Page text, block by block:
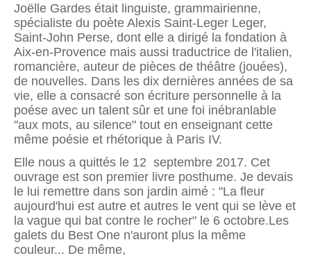
Joëlle Gardes était linguiste, grammairienne,
spécialiste du poète Alexis Saint-Leger Leger,
Saint-John Perse, dont elle a dirigé la fondation à
Aix-en-Provence mais aussi traductrice de l'italien,
romancière, auteur de pièces de théâtre (jouées),
de nouvelles. Dans les dix dernières années de sa
vie, elle a consacré son écriture personnelle à la
poése avec un talent sûr et une foi inébranlable
"aux mots, au silence" tout en enseignant cette
même poésie et rhétorique à Paris IV.
Elle nous a quittés le 12 septembre 2017. Cet
ouvrage est son premier livre posthume. Je devais
le lui remettre dans son jardin aimé : "La fleur
aujourd'hui est autre et autres le vent qui se lève et
la vague qui bat contre le rocher" le 6 octobre.Les
galets du Best One n'auront plus la même
couleur... De même,